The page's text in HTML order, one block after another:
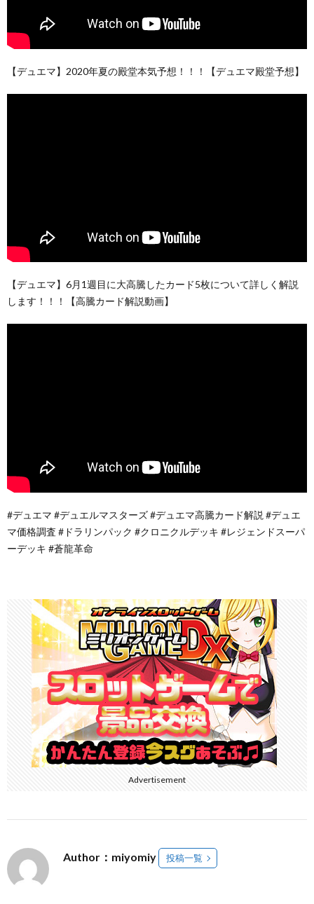
【デュエマ】2020年夏の殿堂本気予想！！！【デュエマ殿堂予想】
【デュエマ】6月1週目に大高騰したカード5枚について詳しく解説
します！！！【高騰カード解説動画】
#デュエマ #デュエルマスターズ #デュエマ高騰カード解説 #デュエ
マ価格調査 #ドラリンパック #クロニクルデッキ #レジェンドスーパ
ーデッキ #蒼龍革命
Advertisement
Author：miyomiy 投稿一覧